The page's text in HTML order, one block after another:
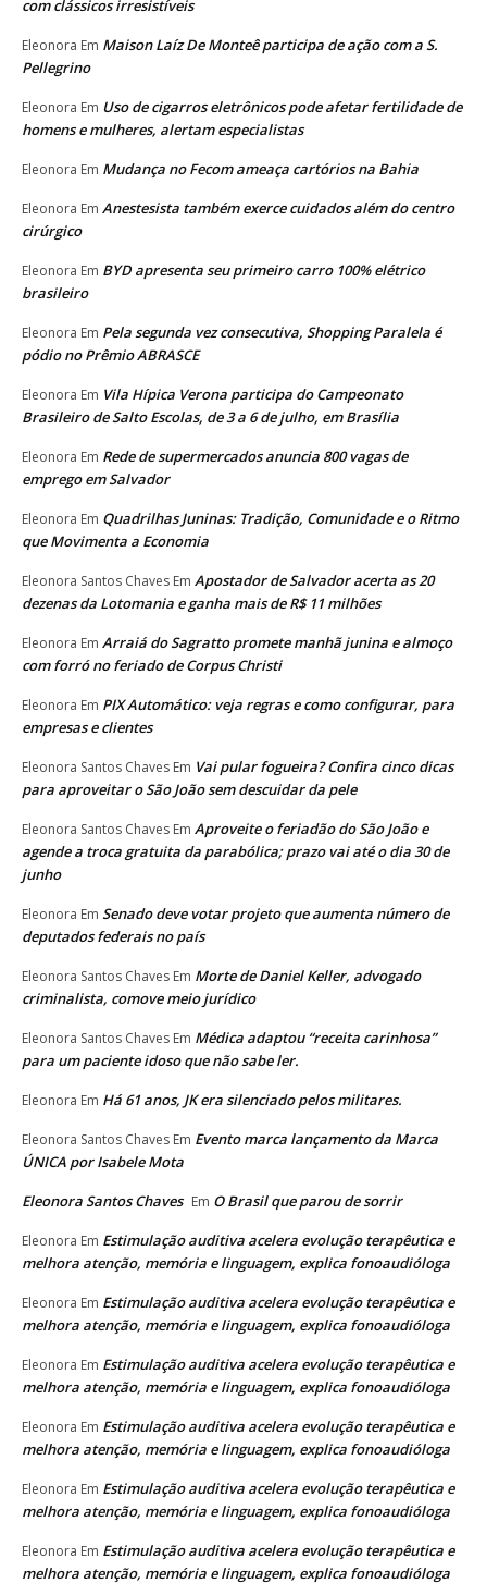
com clássicos irresistíveis
Eleonora Em Maison Laíz De Monteê participa de ação com a S.
Pellegrino
Eleonora Em Uso de cigarros eletrônicos pode afetar fertilidade de
homens e mulheres, alertam especialistas
Eleonora Em Mudança no Fecom ameaça cartórios na Bahia
Eleonora Em Anestesista também exerce cuidados além do centro
cirúrgico
Eleonora Em BYD apresenta seu primeiro carro 100% elétrico
brasileiro
Eleonora Em Pela segunda vez consecutiva, Shopping Paralela é
pódio no Prêmio ABRASCE
Eleonora Em Vila Hípica Verona participa do Campeonato
Brasileiro de Salto Escolas, de 3 a 6 de julho, em Brasília
Eleonora Em Rede de supermercados anuncia 800 vagas de
emprego em Salvador
Eleonora Em Quadrilhas Juninas: Tradição, Comunidade e o Ritmo
que Movimenta a Economia
Eleonora Santos Chaves Em Apostador de Salvador acerta as 20
dezenas da Lotomania e ganha mais de R$ 11 milhões
Eleonora Em Arraiá do Sagratto promete manhã junina e almoço
com forró no feriado de Corpus Christi
Eleonora Em PIX Automático: veja regras e como configurar, para
empresas e clientes
Eleonora Santos Chaves Em Vai pular fogueira? Confira cinco dicas
para aproveitar o São João sem descuidar da pele
Eleonora Santos Chaves Em Aproveite o feriadão do São João e
agende a troca gratuita da parabólica; prazo vai até o dia 30 de
junho
Eleonora Em Senado deve votar projeto que aumenta número de
deputados federais no país
Eleonora Santos Chaves Em Morte de Daniel Keller, advogado
criminalista, comove meio jurídico
Eleonora Santos Chaves Em Médica adaptou “receita carinhosa”
para um paciente idoso que não sabe ler.
Eleonora Em Há 61 anos, JK era silenciado pelos militares.
Eleonora Santos Chaves Em Evento marca lançamento da Marca
ÚNICA por Isabele Mota
Eleonora Santos Chaves Em O Brasil que parou de sorrir
Eleonora Em Estimulação auditiva acelera evolução terapêutica e
melhora atenção, memória e linguagem, explica fonoaudióloga
Eleonora Em Estimulação auditiva acelera evolução terapêutica e
melhora atenção, memória e linguagem, explica fonoaudióloga
Eleonora Em Estimulação auditiva acelera evolução terapêutica e
melhora atenção, memória e linguagem, explica fonoaudióloga
Eleonora Em Estimulação auditiva acelera evolução terapêutica e
melhora atenção, memória e linguagem, explica fonoaudióloga
Eleonora Em Estimulação auditiva acelera evolução terapêutica e
melhora atenção, memória e linguagem, explica fonoaudióloga
Eleonora Em Estimulação auditiva acelera evolução terapêutica e
melhora atenção, memória e linguagem, explica fonoaudióloga